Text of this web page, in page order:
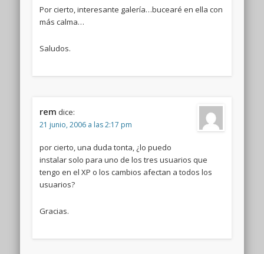
Por cierto, interesante galería…bucearé en ella con
más calma…
Saludos.
rem dice:
21 junio, 2006 a las 2:17 pm
por cierto, una duda tonta, ¿lo puedo
instalar solo para uno de los tres usuarios que
tengo en el XP o los cambios afectan a todos los
usuarios?
Gracias.